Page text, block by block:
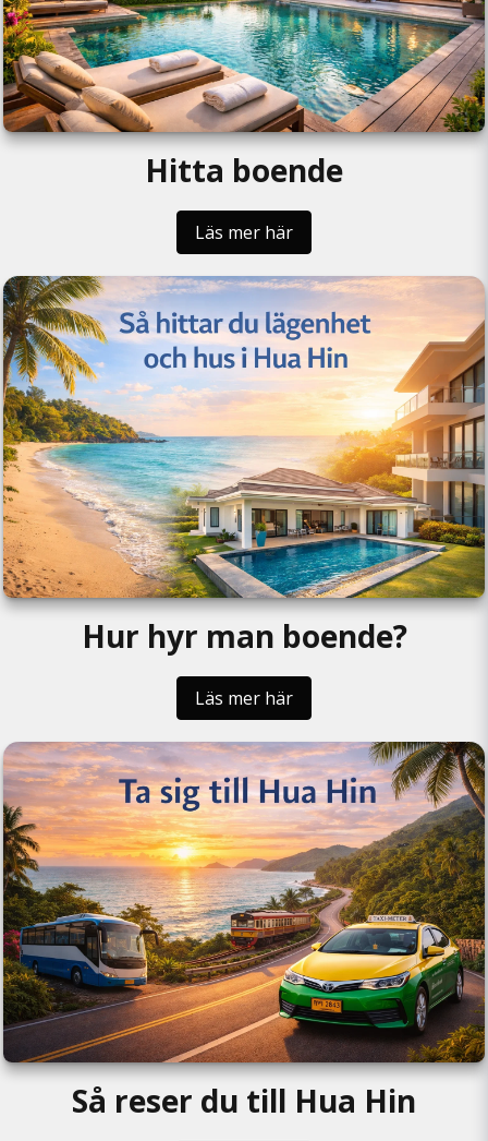
Hitta boende
Läs mer här
Hur hyr man boende?
Läs mer här
Så reser du till Hua Hin